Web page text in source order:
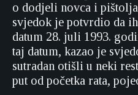
o dodjeli novca i
svjedok je potvrdio da
datum 28. juli 1993.
taj datum, kazao je
sutradan otišli u neki
put od početka rata,